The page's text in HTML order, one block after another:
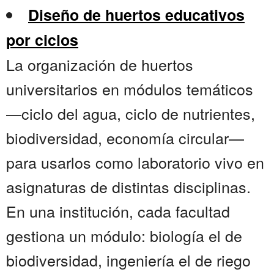
Diseño de huertos educativos
por ciclos
La organización de huertos
universitarios en módulos temáticos
—ciclo del agua, ciclo de nutrientes,
biodiversidad, economía circular—
para usarlos como laboratorio vivo en
asignaturas de distintas disciplinas.
En una institución, cada facultad
gestiona un módulo: biología el de
biodiversidad, ingeniería el de riego